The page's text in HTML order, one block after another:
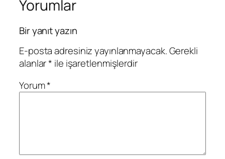
Yorumlar
Bir yanıt yazın
E-posta adresiniz yayınlanmayacak.Gerekli
alanlar* ile işaretlenmişlerdir
Yorum*